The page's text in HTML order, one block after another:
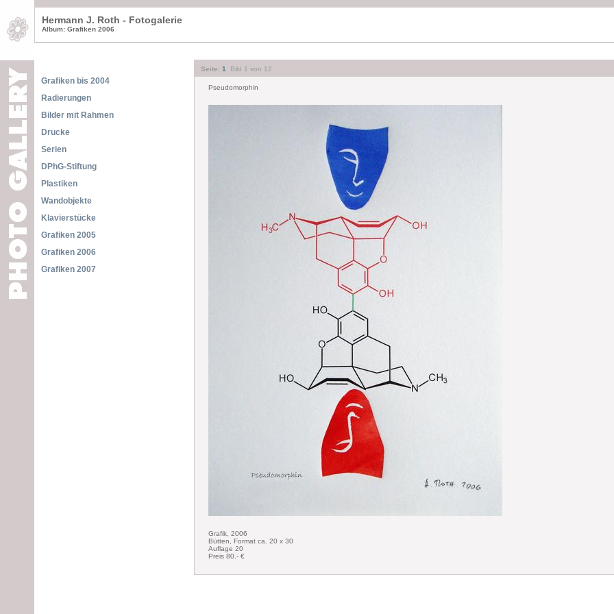
Hermann J. Roth - Fotogalerie
Album: Grafiken 2006
Seite: 1 Bild 1 von 12
Grafiken bis 2004
Radierungen
Bilder mit Rahmen
Drucke
Serien
DPhG-Stiftung
Plastiken
Wandobjekte
Klavierstücke
Grafiken 2005
Grafiken 2006
Grafiken 2007
Pseudomorphin
Grafik, 2006
Bütten, Format ca. 20 x 30
Auflage 20
Preis 80.- €